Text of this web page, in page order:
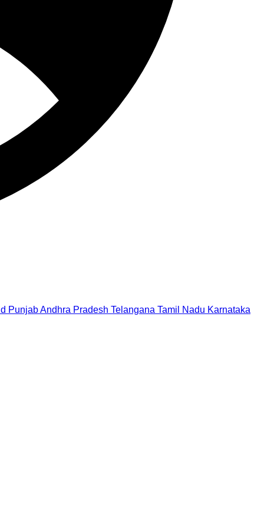
PunjabAndhra Pradesh Telangana Tamil Nadu Karnataka